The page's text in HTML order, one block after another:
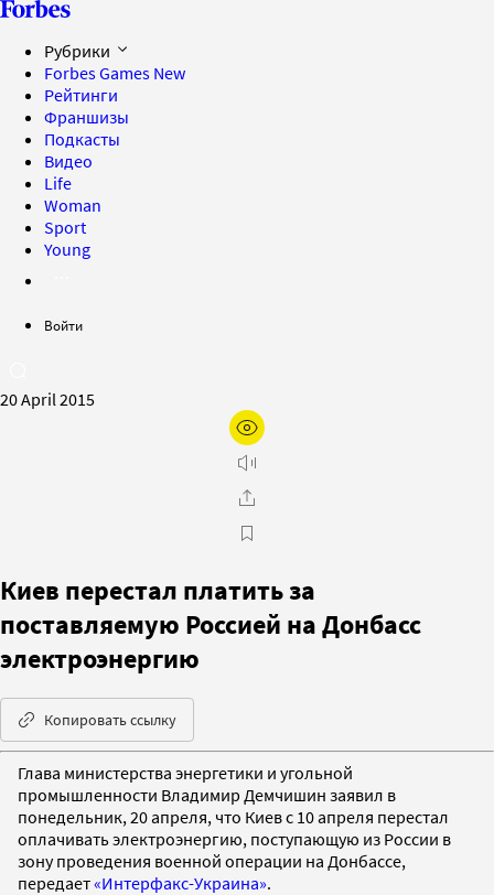
Рубрики
Forbes Games New
Рейтинги
Франшизы
Подкасты
Видео
Life
Woman
Sport
Young
Войти
20 April 2015
Киев перестал платить за
поставляемую Россией на Донбасс
электроэнергию
Копировать ссылку
Глава министерства энергетики и угольной
промышленности Владимир Демчишин заявил в
понедельник, 20 апреля, что Киев с 10 апреля перестал
оплачивать электроэнергию, поступающую из России в
зону проведения военной операции на Донбассе,
передает«Интерфакс-Украина».